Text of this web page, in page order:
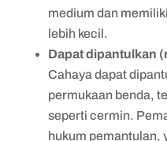
medium dan
lebih kecil.
Dapat dipantulkan
Cahaya dapat
permukaan benda,
seperti cermin.
hukum pemantulan,